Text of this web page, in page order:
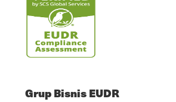
Grup Bisnis EUDR